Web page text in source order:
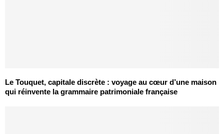
Le Touquet, capitale discrète : voyage au cœur d’une maison
qui réinvente la grammaire patrimoniale française